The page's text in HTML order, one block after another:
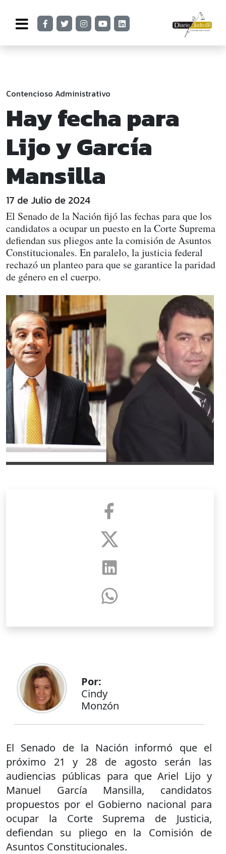
Contencioso Administrativo
Hay fecha para
Lijo y García
Mansilla
17 de Julio de 2024
El Senado de la Nación fijó las fechas para que los
candidatos a ocupar un puesto en la Corte Suprema
defiendan sus pliegos ante la comisión de Asuntos
Constitucionales. En paralelo, la justicia federal
rechazó un planteo para que se garantice la paridad
de género en el cuerpo.
Por:
Cindy
Monzón
El Senado de la Nación informó que el
próximo 21 y 28 de agosto serán las
audiencias públicas para que Ariel Lijo y
Manuel García Mansilla, candidatos
propuestos por el Gobierno nacional para
ocupar la Corte Suprema de Justicia,
defiendan su pliego en la Comisión de
Asuntos Constitucionales.